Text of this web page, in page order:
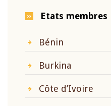
Etats membres
Bénin
Burkina
Côte d’Ivoire